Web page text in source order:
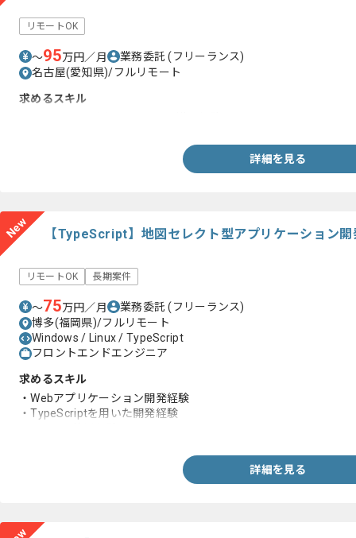
リモートOK
〜95万円／月 業務委託(フリーランス)
名古屋(愛知県)/フルリモート
求めるスキル
詳細を見る
New 【TypeScript】地図セレクト型アプリケーション
リモートOK 長期案件
〜75万円／月 業務委託(フリーランス)
博多(福岡県)/フルリモート
Windows / Linux / TypeScript
フロントエンドエンジニア
求めるスキル
・Webアプリケーション開発経験
・TypeScriptを用いた開発経験
詳細を見る